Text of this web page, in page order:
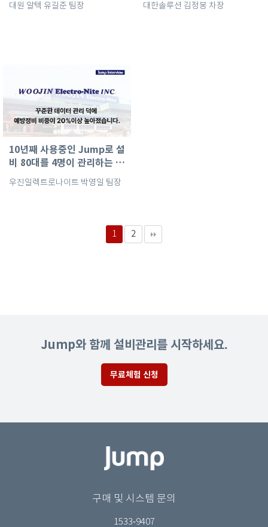
대원 알텍 유길준 팀장 대한솔루션 김정봉 차장
10년째 사용중인 Jump로 설
비 80대를 4명이 관리하는 비
법!
우진일렉트로나이트 박영일 팀장
1 2
Jump와 함께 설비관리를 시작하세요.
무료체험 신청
구매 및 시스템 문의
1533-9407